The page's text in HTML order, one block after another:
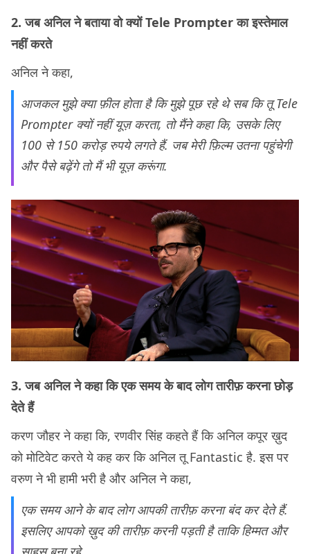
2. जब अनिल ने बताया वो क्यों Tele Prompter का इस्तेमाल
नहीं करते
अनिल ने कहा,
आजकल मुझे क्या फ़ील होता है कि मुझे पूछ रहे थे सब कि तू Tele
Prompter क्यों नहीं यूज़ करता, तो मैंने कहा कि, उसके लिए
100 से 150 करोड़ रुपये लगते हैं. जब मेरी फ़िल्म उतना पहुंचेगी
और पैसे बढ़ेंगे तो मैं भी यूज़ करूंगा.
3. जब अनिल ने कहा कि एक समय के बाद लोग तारीफ़ करना छोड़
देते हैं
करण जौहर ने कहा कि, रणवीर सिंह कहते हैं कि अनिल कपूर ख़ुद
को मोटिवेट करते ये कह कर कि अनिल तू Fantastic है. इस पर
वरुण ने भी हामी भरी है और अनिल ने कहा,
एक समय आने के बाद लोग आपकी तारीफ़ करना बंद कर देते हैं.
इसलिए आपको ख़ुद की तारीफ़ करनी पड़ती है ताकि हिम्मत और